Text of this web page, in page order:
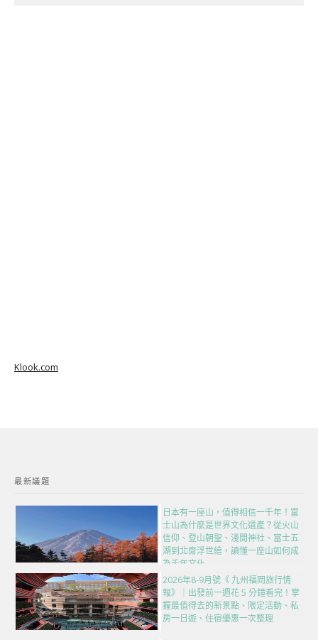
Klook.com
最新議題
日本有一座山，值得相信一千年！富
士山為什麼是世界文化遺產？從火山
信仰、登山朝聖、淺間神社、富士五
湖到北齋浮世繪，讀懂一座山如何成
為千年文化
2026年8-9月號《 九州福岡旅行情
報》｜出發前一週花 5 分鐘看完！掌
握最值得去的新景點、限定活動、私
房一日遊、住宿優惠一次整理